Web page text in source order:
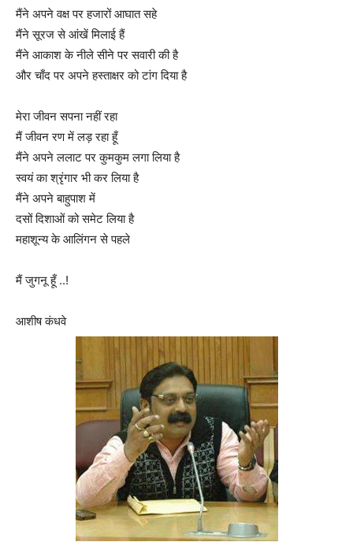
मैंने अपने वक्ष पर हजारों आघात सहे
मैंने सूरज से आंखें मिलाई हैं
मैंने आकाश के नीले सीने पर सवारी की है
और चाँद पर अपने हस्ताक्षर को टांग दिया है
मेरा जीवन सपना नहीं रहा
मैं जीवन रण में लड़ रहा हूँ
मैंने अपने ललाट पर कुमकुम लगा लिया है
स्वयं का श्रृंगार भी कर लिया है
मैंने अपने बाहुपाश में
दसों दिशाओं को समेट लिया है
महाशून्य के आलिंगन से पहले
मैं जुगनू हूँ ..!
आशीष कंधवे